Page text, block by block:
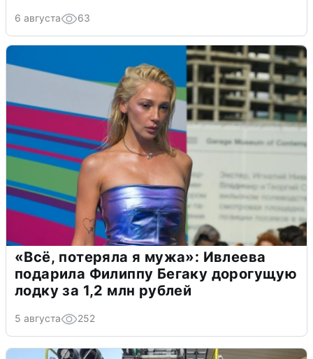
6 августа 63
«Всё, потеряла я мужа»: Ивлеева
подарила Филиппу Бегаку дорогущую
лодку за 1,2 млн рублей
5 августа 252